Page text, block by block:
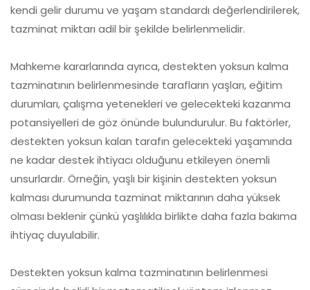
kendi gelir durumu ve yaşam standardı değerlendirilerek,
tazminat miktarı adil bir şekilde belirlenmelidir.
Mahkeme kararlarında ayrıca, destekten yoksun kalma
tazminatının belirlenmesinde tarafların yaşları, eğitim
durumları, çalışma yetenekleri ve gelecekteki kazanma
potansiyelleri de göz önünde bulundurulur. Bu faktörler,
destekten yoksun kalan tarafın gelecekteki yaşamında
ne kadar destek ihtiyacı olduğunu etkileyen önemli
unsurlardır. Örneğin, yaşlı bir kişinin destekten yoksun
kalması durumunda tazminat miktarının daha yüksek
olması beklenir çünkü yaşlılıkla birlikte daha fazla bakıma
ihtiyaç duyulabilir.
Destekten yoksun kalma tazminatının belirlenmesi